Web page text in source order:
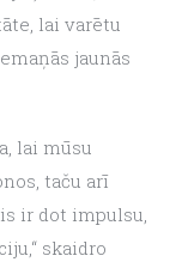
lai varētu
jaunās
lai mūsu
taču arī
ir dot impulsu,
skaidro